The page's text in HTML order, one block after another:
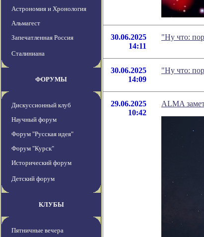
Астрономия и Хронология
Альмагест
Запечатленная Россия
Сталиниана
ФОРУМЫ
Дискуссионный клуб
Научный форум
Форум "Русская идея"
Форум "Курск"
Исторический форум
Детский форум
КЛУБЫ
Пятничные вечера
30.06.2025
14:11
"Ну что:
30.06.2025
14:09
"Ну что:
29.06.2025
10:42
ALMA